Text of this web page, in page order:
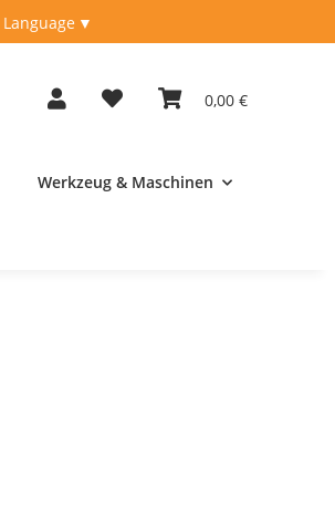
Fachberatung unter
▼
0,00 €
Werkzeug & Maschinen